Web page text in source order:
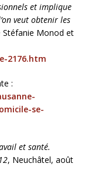
et implique
veut obtenir les
Stéfanie Monod et
2176.htm
:
se-
et santé.
, Neuchâtel, août